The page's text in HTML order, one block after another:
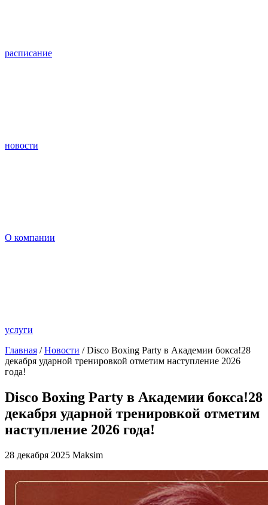
расписание
новости
О компании
услуги
Главная /Новости / Disco Boxing Party в Академии бокса!28
декабря ударной тренировкой отметим наступление 2026
года!
Disco Boxing Party в Академии бокса!28
декабря ударной тренировкой отметим
наступление 2026 года!
28 декабря 2025 Maksim